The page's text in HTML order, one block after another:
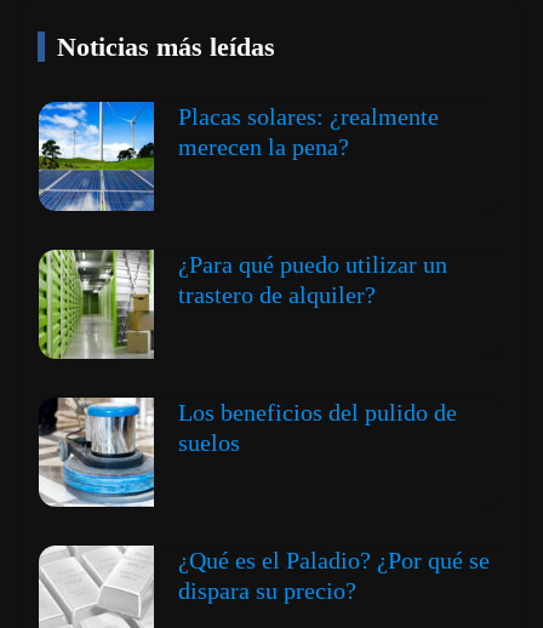
Noticias más leídas
Placas solares: ¿realmente
merecen la pena?
¿Para qué puedo utilizar un
trastero de alquiler?
Los beneficios del pulido de
suelos
¿Qué es el Paladio? ¿Por qué se
dispara su precio?